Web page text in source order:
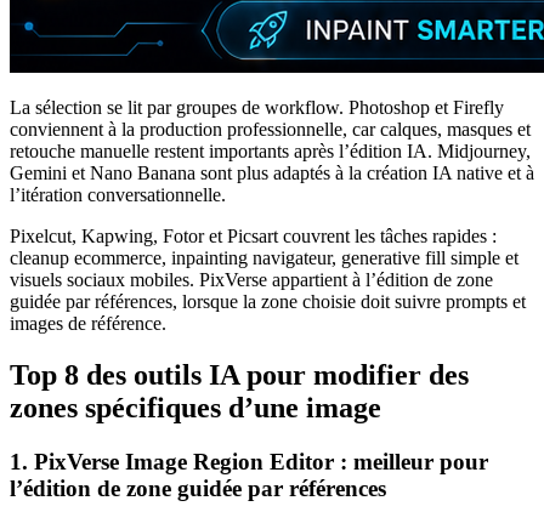
La sélection se lit par groupes de workflow. Photoshop et Firefly
conviennent à la production professionnelle, car calques, masques et
retouche manuelle restent importants après l’édition IA. Midjourney,
Gemini et Nano Banana sont plus adaptés à la création IA native et à
l’itération conversationnelle.
Pixelcut, Kapwing, Fotor et Picsart couvrent les tâches rapides :
cleanup ecommerce, inpainting navigateur, generative fill simple et
visuels sociaux mobiles. PixVerse appartient à l’édition de zone
guidée par références, lorsque la zone choisie doit suivre prompts et
images de référence.
Top 8 des outils IA pour modifier des
zones spécifiques d’une image
1. PixVerse Image Region Editor : meilleur pour
l’édition de zone guidée par références